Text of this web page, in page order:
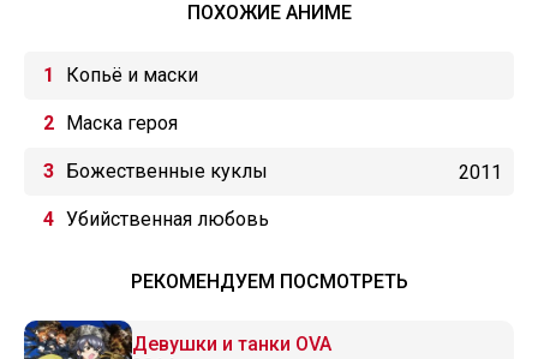
ПОХОЖИЕ АНИМЕ
Копьё и маски
Маска героя
Божественные куклы 2011
Убийственная любовь
РЕКОМЕНДУЕМ ПОСМОТРЕТЬ
Девушки и танки OVA